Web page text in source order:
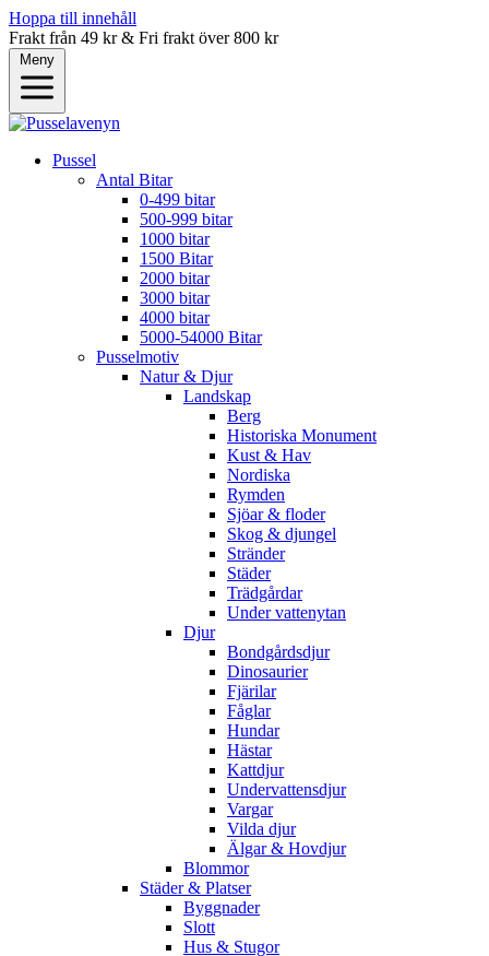
Hoppa till innehåll
Frakt från 49 kr & Fri frakt över 800 kr
Meny
Pussel
Antal Bitar
0-499 bitar
500-999 bitar
1000 bitar
1500 Bitar
2000 bitar
3000 bitar
4000 bitar
5000-54000 Bitar
Pusselmotiv
Natur & Djur
Landskap
Berg
Historiska Monument
Kust & Hav
Nordiska
Rymden
Sjöar & floder
Skog & djungel
Stränder
Städer
Trädgårdar
Under vattenytan
Djur
Bondgårdsdjur
Dinosaurier
Fjärilar
Fåglar
Hundar
Hästar
Kattdjur
Undervattensdjur
Vargar
Vilda djur
Älgar & Hovdjur
Blommor
Städer & Platser
Byggnader
Slott
Hus & Stugor